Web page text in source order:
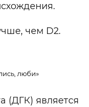
чем D2.
люби»
(ДГК) является